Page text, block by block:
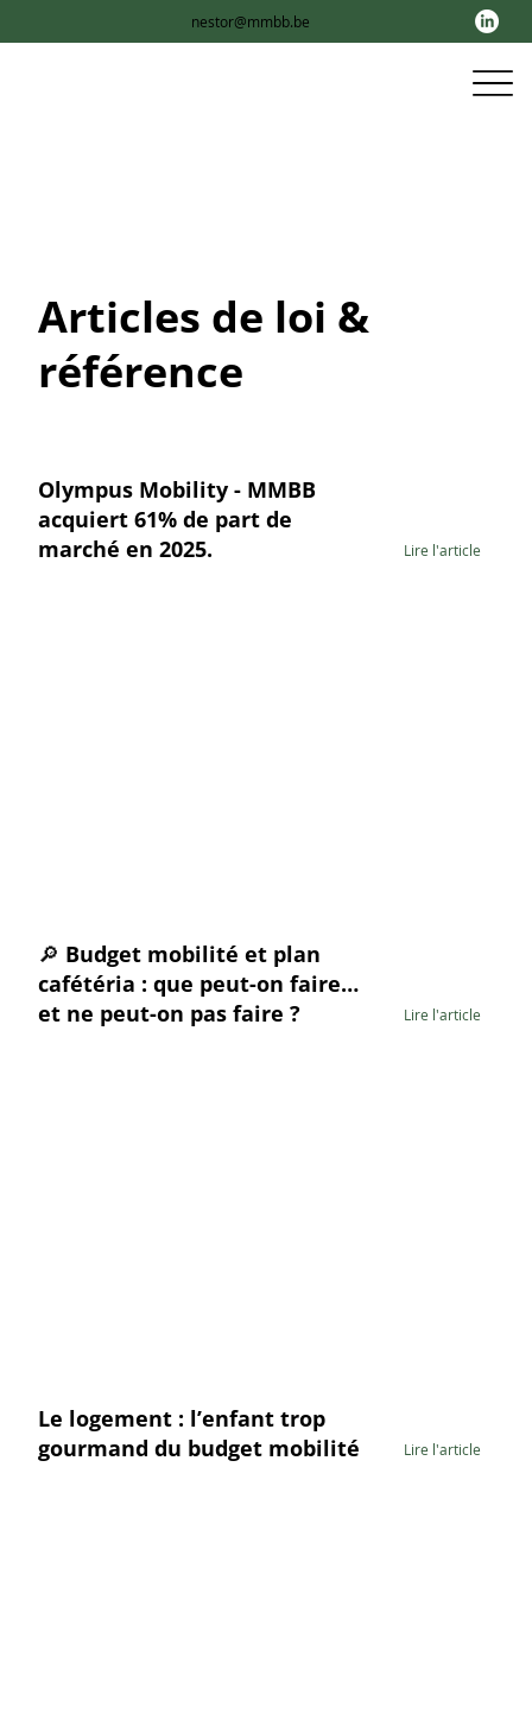
nestor@mmbb.be
Articles de loi &
référence
Olympus Mobility - MMBB
acquiert 61% de part de
marché en 2025.
Lire l'article
🔎 Budget mobilité et plan
cafétéria : que peut-on faire…
et ne peut-on pas faire ?
Lire l'article
Le logement : l’enfant trop
gourmand du budget mobilité
Lire l'article